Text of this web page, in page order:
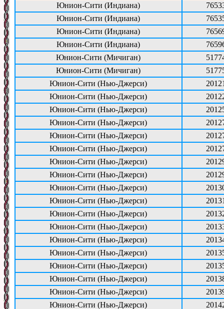
Юнион-Сити (Индиана)
Юнион-Сити (Индиана)
Юнион-Сити (Индиана)
Юнион-Сити (Индиана)
Юнион-Сити (Мичиган)
Юнион-Сити (Мичиган)
Юнион-Сити (Нью-Джерси)
Юнион-Сити (Нью-Джерси)
Юнион-Сити (Нью-Джерси)
Юнион-Сити (Нью-Джерси)
Юнион-Сити (Нью-Джерси)
Юнион-Сити (Нью-Джерси)
Юнион-Сити (Нью-Джерси)
Юнион-Сити (Нью-Джерси)
Юнион-Сити (Нью-Джерси)
Юнион-Сити (Нью-Джерси)
Юнион-Сити (Нью-Джерси)
Юнион-Сити (Нью-Джерси)
Юнион-Сити (Нью-Джерси)
Юнион-Сити (Нью-Джерси)
Юнион-Сити (Нью-Джерси)
Юнион-Сити (Нью-Джерси)
Юнион-Сити (Нью-Джерси)
Юнион-Сити (Нью-Джерси)